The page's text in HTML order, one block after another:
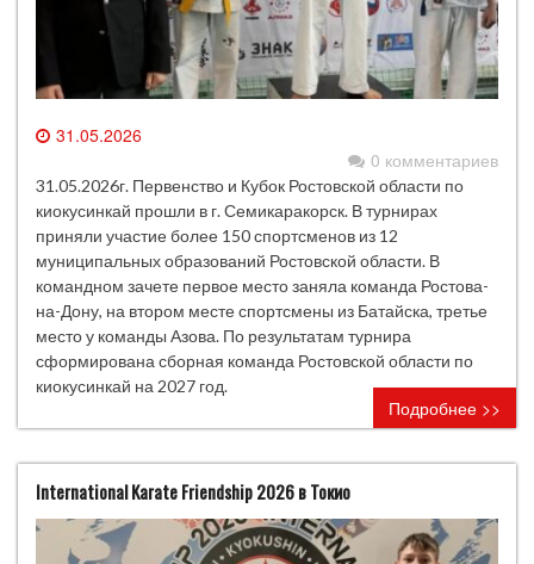
31.05.2026
0 комментариев
31.05.2026г. Первенство и Кубок Ростовской области по
киокусинкай прошли в г. Семикаракорск. В турнирах
приняли участие более 150 спортсменов из 12
муниципальных образований Ростовской области. В
командном зачете первое место заняла команда Ростова-
на-Дону, на втором месте спортсмены из Батайска, третье
место у команды Азова. По результатам турнира
сформирована сборная команда Ростовской области по
киокусинкай на 2027 год.
Подробнее >>
International Karate Friendship 2026 в Токио